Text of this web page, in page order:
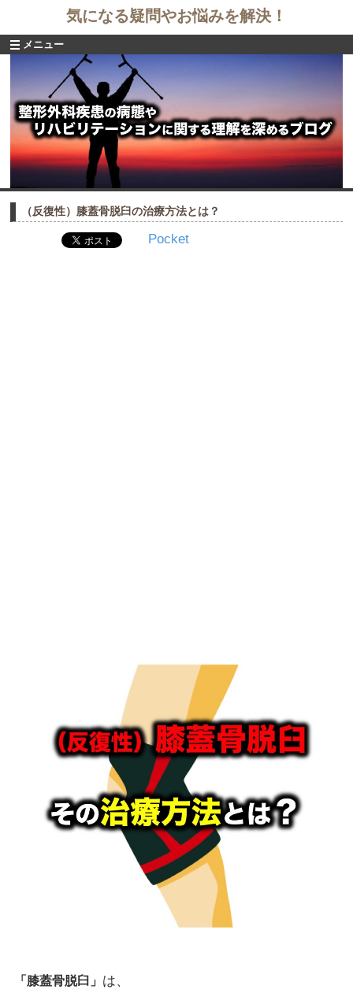
気になる疑問やお悩みを解決！
メニュー
（反復性）膝蓋骨脱臼の治療方法とは？
Pocket
「膝蓋骨脱臼」 は、